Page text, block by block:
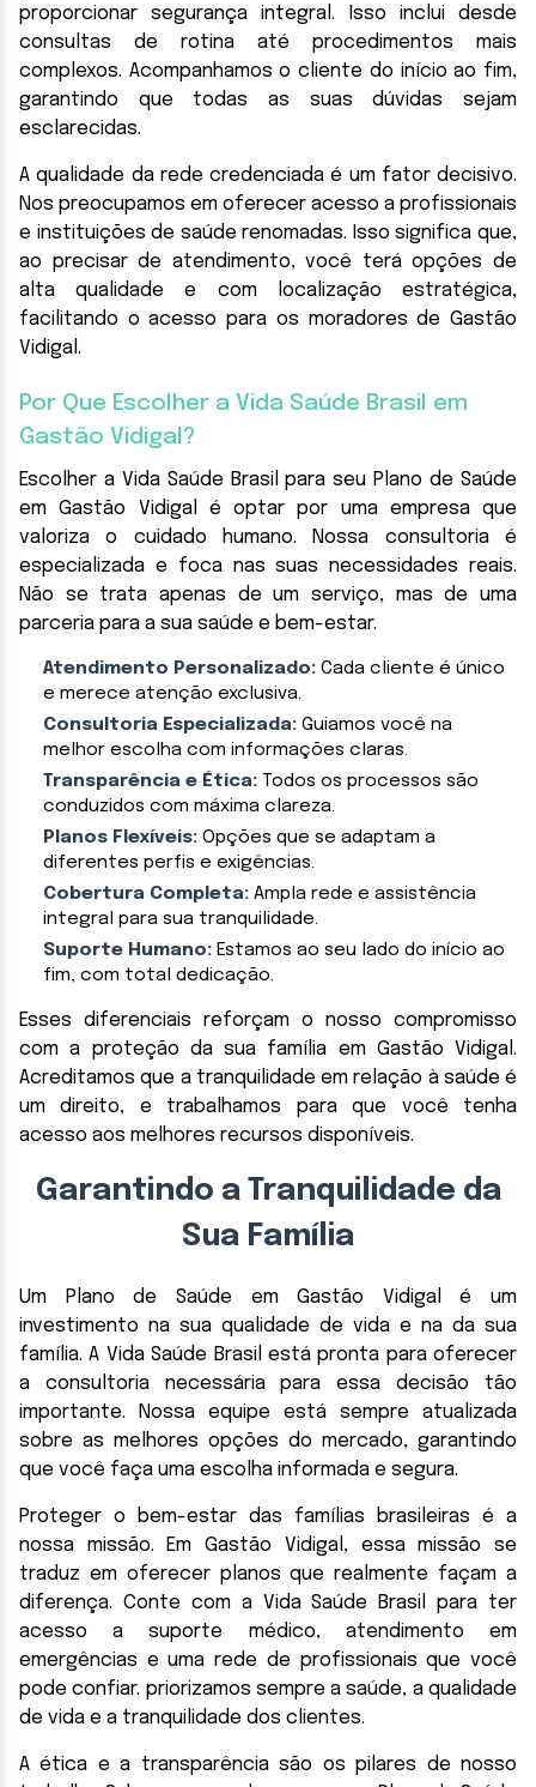
proporcionar segurança integral. Isso inclui desde
consultas de rotina até procedimentos mais
complexos. Acompanhamos o cliente do início ao fim,
garantindo que todas as suas dúvidas sejam
esclarecidas.
A qualidade da rede credenciada é um fator decisivo.
Nos preocupamos em oferecer acesso a profissionais
e instituições de saúde renomadas. Isso significa que,
ao precisar de atendimento, você terá opções de
alta qualidade e com localização estratégica,
facilitando o acesso para os moradores de Gastão
Vidigal.
Por Que Escolher a Vida Saúde Brasil em
Gastão Vidigal?
Escolher a Vida Saúde Brasil para seu Plano de Saúde
em Gastão Vidigal é optar por uma empresa que
valoriza o cuidado humano. Nossa consultoria é
especializada e foca nas suas necessidades reais.
Não se trata apenas de um serviço, mas de uma
parceria para a sua saúde e bem-estar.
Atendimento Personalizado: Cada cliente é único
e merece atenção exclusiva.
Consultoria Especializada: Guiamos você na
melhor escolha com informações claras.
Transparência e Ética: Todos os processos são
conduzidos com máxima clareza.
Planos Flexíveis: Opções que se adaptam a
diferentes perfis e exigências.
Cobertura Completa: Ampla rede e assistência
integral para sua tranquilidade.
Suporte Humano: Estamos ao seu lado do início ao
fim, com total dedicação.
Esses diferenciais reforçam o nosso compromisso
com a proteção da sua família em Gastão Vidigal.
Acreditamos que a tranquilidade em relação à saúde é
um direito, e trabalhamos para que você tenha
acesso aos melhores recursos disponíveis.
Garantindo a Tranquilidade da
Sua Família
Um Plano de Saúde em Gastão Vidigal é um
investimento na sua qualidade de vida e na da sua
família. A Vida Saúde Brasil está pronta para oferecer
a consultoria necessária para essa decisão tão
importante. Nossa equipe está sempre atualizada
sobre as melhores opções do mercado, garantindo
que você faça uma escolha informada e segura.
Proteger o bem-estar das famílias brasileiras é a
nossa missão. Em Gastão Vidigal, essa missão se
traduz em oferecer planos que realmente façam a
diferença. Conte com a Vida Saúde Brasil para ter
acesso a suporte médico, atendimento em
emergências e uma rede de profissionais que você
pode confiar. priorizamos sempre a saúde, a qualidade
de vida e a tranquilidade dos clientes.
A ética e a transparência são os pilares de nosso